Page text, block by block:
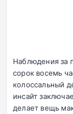
Наблюдения за
сорок восемь
колоссальный
инсайт
делает вещь